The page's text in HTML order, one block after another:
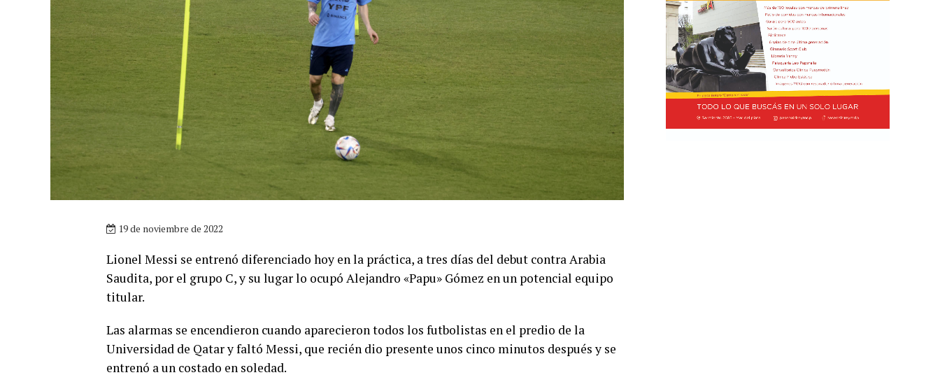
19 de noviembre de 2022
Lionel Messi se entrenó diferenciado hoy en la práctica, a tres días del debut contra Arabia
Saudita, por el grupo C, y su lugar lo ocupó Alejandro «Papu» Gómez en un potencial equipo
titular.
Las alarmas se encendieron cuando aparecieron todos los futbolistas en el predio de la
Universidad de Qatar y faltó Messi, que recién dio presente unos cinco minutos después y se
entrenó a un costado en soledad.